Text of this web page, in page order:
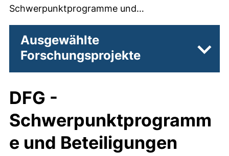
Schwerpunktprogramme und…
Ausgewählte
Forschungsprojekte
DFG -
Schwerpunktprogramm
e und Beteiligungen